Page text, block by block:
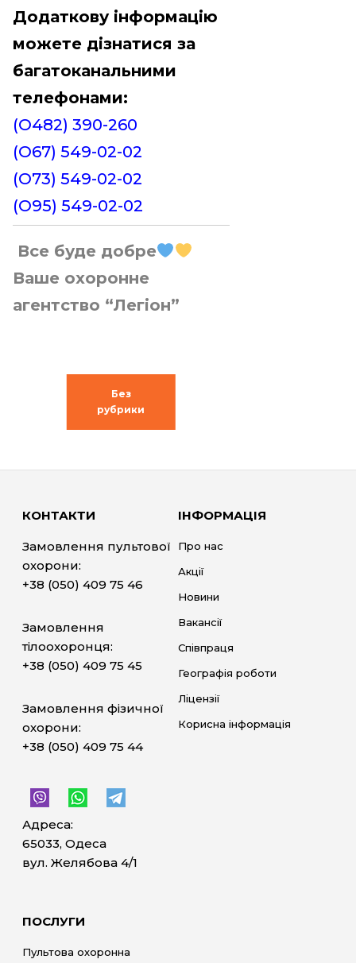
Додаткову інформацію
можете дізнатися за
багатоканальними
телефонами:
(О482) 390-260
(О67) 549-02-02
(О73) 549-02-02
(O95) 549-02-02
Все буде добре
Ваше охоронне
агентство “Легіон”
Без
рубрики
КОНТАКТИ
Замовлення пультової
охорони:
+38 (050) 409 75 46
Замовлення
тілоохоронця:
+38 (050) 409 75 45
Замовлення фізичної
охорони:
+38 (050) 409 75 44
Адреса:
65033, Одеса
вул. Желябова 4/1
ІНФОРМАЦІЯ
Про нас
Акції
Новини
Вакансії
Співпраця
Географія роботи
Ліцензії
Корисна інформація
ПОСЛУГИ
Пультова охоронна